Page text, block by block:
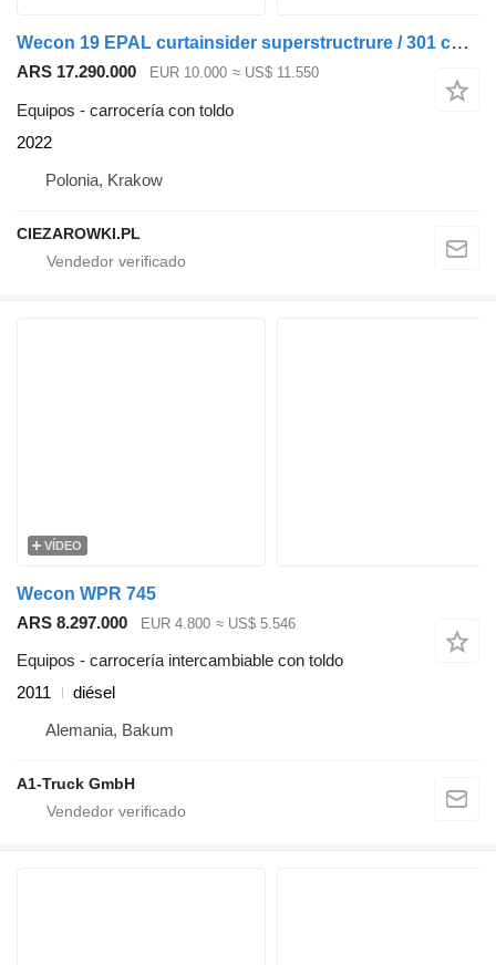
Wecon 19 EPAL curtainsider superstructrure / 301 cm height / 2022 / 2
ARS 17.290.000 EUR 10.000 ≈ US$ 11.550
Equipos - carrocería con toldo
2022
Polonia, Krakow
CIEZAROWKI.PL
VÍDEO
Wecon WPR 745
ARS 8.297.000
EUR 4.800 ≈ US$ 5.546
Equipos - carrocería intercambiable con toldo
2011
diésel
Alemania, Bakum
A1-Truck GmbH